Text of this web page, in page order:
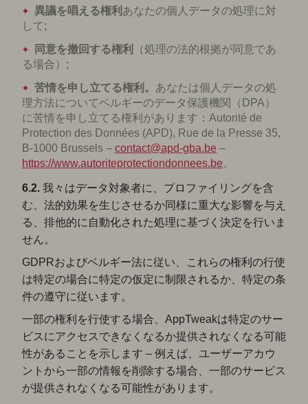
異議を唱える権利 あなたの個人データの処理に対
して;
同意を撤回する権利
（処理の法的根拠が同意であ
る場合）;
苦情を申し立てる権利。 あなたは個人データの処
理方法についてベルギーのデータ保護機関（DPA）
に苦情を申し立てる権利があります：Autorité de
Protection des Données (APD), Rue de la Presse 35,
B-1000 Brussels – contact@apd-gba.be –
https://www.autoriteprotectiondonnees.be。
6.2. 我々はデータ対象者に、プロファイリングを含
む、法的効果を生じさせるか同様に重大な影響を与え
る、排他的に自動化された処理に基づく決定を行いま
せん。
GDPRおよびベルギー法に従い、これらの権利の行使
は特定の場合に特定の仮定に制限されるか、特定の条
件の遵守に従います。
一部の権利を行使する場合、AppTweakは特定のサー
ビスにアクセスできなくなるか提供されなくなる可能
性があることを示します – 例えば、ユーザーアカウ
ントから一部の情報を削除する場合、一部のサービス
が提供されなくなる可能性があります。